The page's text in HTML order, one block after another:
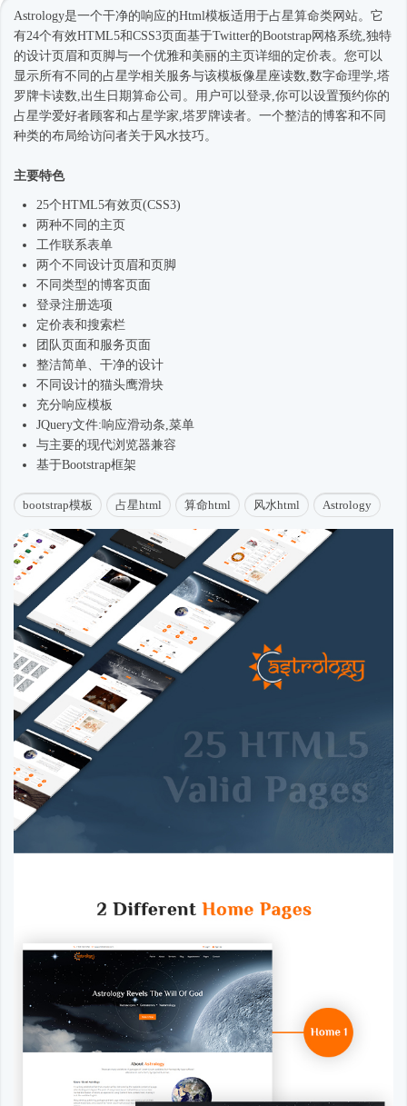
Astrology是一个干净的响应的Html模板适用于占星算命类网站。它
有24个有效HTML5和CSS3页面基于Twitter的Bootstrap网格系统,独特
的设计页眉和页脚与一个优雅和美丽的主页详细的定价表。您可以
显示所有不同的占星学相关服务与该模板像星座读数,数字命理学,塔
罗牌卡读数,出生日期算命公司。用户可以登录,你可以设置预约你的
占星学爱好者顾客和占星学家,塔罗牌读者。一个整洁的博客和不同
种类的布局给访问者关于风水技巧。
主要特色
25个HTML5有效页(CSS3)
两种不同的主页
工作联系表单
两个不同设计页眉和页脚
不同类型的博客页面
登录注册选项
定价表和搜索栏
团队页面和服务页面
整洁简单、干净的设计
不同设计的猫头鹰滑块
充分响应模板
JQuery文件:响应滑动条,菜单
与主要的现代浏览器兼容
基于Bootstrap框架
bootstrap模板 占星html 算命html 风水html Astrology